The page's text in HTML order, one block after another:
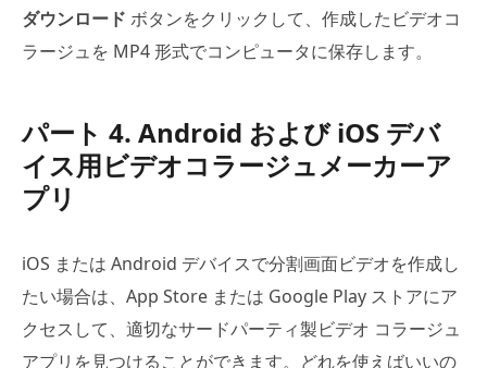
ダウンロード ボタンをクリックして、作成したビデオコ
ラージュを MP4 形式でコンピュータに保存します。
パート 4. Android および iOS デバ
イス用ビデオコラージュメーカーア
プリ
iOS または Android デバイスで分割画面ビデオを作成し
たい場合は、App Store または Google Play ストアにア
クセスして、適切なサードパーティ製ビデオ コラージュ
アプリを見つけることができます。どれを使えばいいの